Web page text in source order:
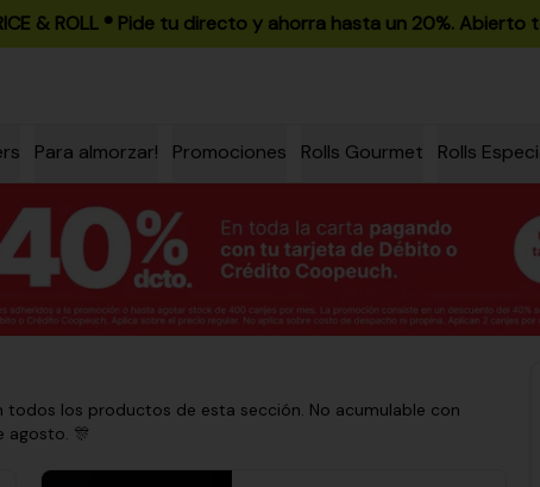
& ROLL ®️ Pide tu directo y ahorra hasta un 20%. Abierto
Para almorzar! Promociones Rolls Gourmet Rolls
todos los productos de esta sección. No acumulable con
agosto. 🎊